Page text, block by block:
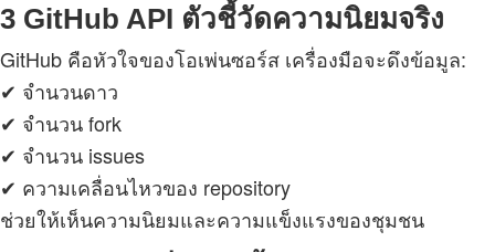
3 GitHub API ตัวชี้วัดความนิยมจริง
GitHub คือหัวใจของโอเพ่นซอร์ส เครื่องมือจะดึงข้อมูล:
✔ จำนวนดาว
✔ จำนวน fork
✔ จำนวน issues
✔ ความเคลื่อนไหวของ repository
ช่วยให้เห็นความนิยมและความแข็งแรงของชุมชน